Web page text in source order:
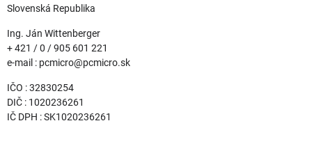
Slovenská Republika
Ing. Ján Wittenberger
+ 421 / 0 / 905 601 221
e-mail : pcmicro@pcmicro.sk
IČO : 32830254
DIČ : 1020236261
IČ DPH : SK1020236261